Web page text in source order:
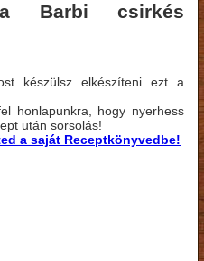
Barbi csirkés
készülsz elkészíteni ezt a
honlapunkra, hogy nyerhess
után sorsolás!
a saját Receptkönyvedbe!